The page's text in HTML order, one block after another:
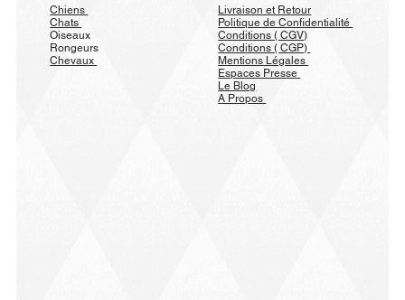
Chiens
Chats
Oiseaux
Rongeurs
Chevaux
Livraison et Retour
Politique de Confidentialité
Conditions ( CGV)
Conditions ( CGP)
Mentions Légales
Espaces Presse
Le Blog
A Propos